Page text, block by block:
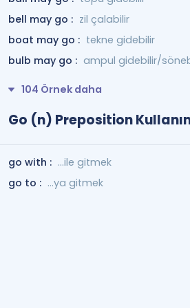
bell may go : zil çalabilir
boat may go : tekne gidebilir
bulb may go : ampul gidebilir/
104 Örnek daha
Go (n) Preposition
go with : ...ile gitmek
go to : ...ya gitmek